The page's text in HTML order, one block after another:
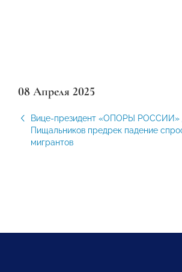
08 Апреля 2025
Вице-президент «ОПОРЫ РОССИИ»
Пищальников предрек падение
мигрантов